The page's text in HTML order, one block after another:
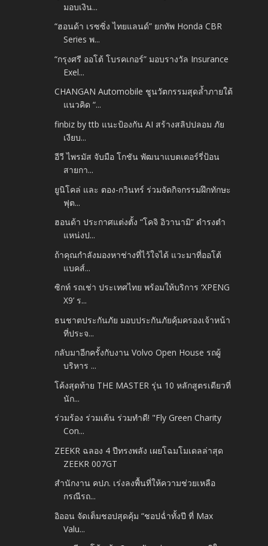
มอบเงิน...
“ฮอนด้า เรซซิ่ง ไทยแลนด์” ยกทัพ Honda CBR
Series พ...
“กรุงศรี ออโต้ โบรคเกอร์” มอบรางวัล Insurance
Exel...
CHANGAN Automobile ชูนวัตกรรมสุดล้ำภายใต้
แนวคิด “...
finbiz by ttb แนะป้องกัน AI สร้างสลิปปลอม ภัย
เงียบ...
อีวี ไพรมัส จับมือ โกชัน พัฒนาแบตเตอร์รี่ป้อน
สายกา...
ยูนิโคล่ และ ตอง-กวินทร์ ร่วมจัดกิจกรรมฝึกทักษะ
ฟุต...
ฮอนด้า ประกาศแต่งตั้ง “โคจิ อิวานามิ” ดำรงตำ
แหน่งป...
ถ้าคุณกำลังมองหาช่างที่ไว้ใจได้ แวะมาที่ออโต้
แบคส์...
ซิกท์ รถเช่า ประเทศไทย พร้อมให้บริการ ‘XPENG
X9’ ร...
ธนชาตประกันภัย มอบประกันภัยคุ้มครองเจ้าหน้า
ที่ประจ...
กลับมาอีกครั้งกับงาน Volvo Open House รถผู้
บริหาร ...
โค้งสุดท้าย THE MASTER รุ่น 10 หลักสูตรเดียวที่
นัก...
ร่วมร้อง ร่วมเต้น ร่วมทำดี! "Fly Green Charity
Con...
ZEEKR ฉลอง 4 ปีทรงพลัง เผยโฉมโมเดลล่าสุด
ZEEKR 007GT
สำนักงาน คปภ. เร่งลงพื้นที่ให้ความช่วยเหลือ
กรณีรถ...
อิออน จัดเต็มชอปสุดคุ้ม “ชอปฉ่ำทั้งปี ที่ Max
Valu...